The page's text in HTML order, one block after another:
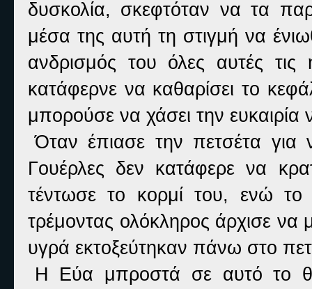
δυσκολία, σκεφτόταν να τα
μέσα της αυτή τη στιγμή να
ανδρισμός του όλες αυτές
κατάφερνε να καθαρίσει το
μπορούσε να χάσει την
Όταν έπιασε την πετσέτα για
Γουέρλες δεν κατάφερε να
τέντωσε το κορμί του, ενώ το
τρέμοντας ολόκληρος άρχισε να
υγρά εκτοξεύτηκαν πάνω στο
Η Εύα μπροστά σε αυτό το